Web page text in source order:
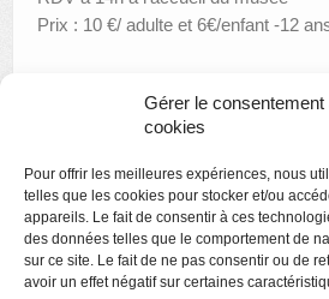
Gérer le consentement
cookies
Pour offrir les meilleures expériences, nous
telles que les cookies pour stocker et/ou
appareils. Le fait de consentir à ces
des données telles que le comportement de
sur ce site. Le fait de ne pas consentir ou de
avoir un effet négatif sur certaines
Prix : 10 €/ adulte et 6€/enfant -12
Sur la route du fil – 23e Concours
Copyright